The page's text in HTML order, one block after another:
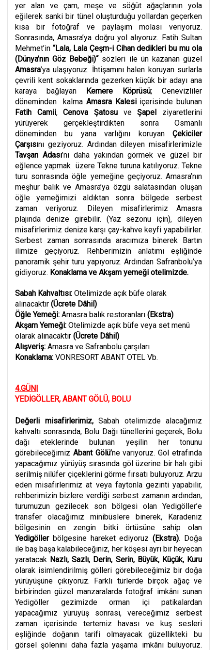
yer alan ve çam, meşe ve söğüt ağaçlarının yola
eğilerek sanki bir tünel oluşturduğu yollardan geçerken
kısa bir fotoğraf ve paylaşım molası veriyoruz.
Sonrasında, Amasra’ya doğru yol alıyoruz. Fatih Sultan
Mehmet’in “Lala, Lala Çeşm-i Cihan dedikleri bu mu ola
(Dünya’nın Göz Bebeği)“ sözleri ile ün kazanan güzel
Amasra’ya ulaşıyoruz. İhtişamını halen koruyan surlarla
çevrili kent sokaklarında gezerken küçük bir adayı ana
karaya bağlayan Kemere Köprüsü; Cenevizliler
döneminden kalma Amasra Kalesi içerisinde bulunan
Fatih Camii,Cenova Şatosu veŞapel ziyaretlerini
yürüyerek gerçekleştirdikten sonra Osmanlı
döneminden bu yana varlığını koruyan Çekiciler
Çarşısını geziyoruz. Ardından dileyen misafirlerimizle
Tavşan Adası’nı daha yakından görmek ve güzel bir
eğlence yapmak üzere Tekne turuna katılıyoruz. Tekne
turu sonrasında öğle yemeğine geçiyoruz. Amasra’nın
meşhur balık ve Amasra’ya özgü salatasından oluşan
öğle yemeğimizi aldıktan sonra bölgede serbest
zaman veriyoruz. Dileyen misafirlerimiz Amasra
plajında denize girebilir. (Yaz sezonu için), dileyen
misafirlerimiz denize karşı çay-kahve keyfi yapabilirler.
Serbest zaman sonrasında aracımıza binerek Bartın
ilimize geçiyoruz. Rehberimizin anlatımı eşliğinde
panoramik şehir turu yapıyoruz. Ardından Safranbolu’ya
gidiyoruz. Konaklama ve Akşam yemeği otelimizde.
Sabah Kahvaltısı: Otelimizde açık büfe olarak
alınacaktır (Ücrete Dâhil)
Öğle Yemeği: Amasra balık restoranları (Ekstra)
Akşam Yemeği: Otelimizde açık büfe veya set menü
olarak alınacaktır (Ücrete Dâhil)
Alışveriş: Amasra ve Safranbolu çarşıları
Konaklama: VONRESORT ABANT OTEL Vb.
4.GÜN|
YEDİGÖLLER, ABANT GÖLÜ, BOLU
Değerli misafirlerimiz, Sabah otelimizde alacağımız
kahvaltı sonrasında, Bolu Dağı tünellerini geçerek, Bolu
dağı eteklerinde bulunan yeşilin her tonunu
görebileceğimiz Abant Gölü’ne varıyoruz. Göl etrafında
yapacağımız yürüyüş sırasında göl üzerine bir halı gibi
serilmiş nilüfer çiçeklerini görme fırsatı buluyoruz. Arzu
eden misafirlerimiz at veya faytonla gezinti yapabilir,
rehberimizin bizlere verdiği serbest zamanın ardından,
turumuzun gezilecek son bölgesi olan Yedigöller’e
transfer olacağımız minibüslere binerek, Karadeniz
bölgesinin en zengin bitki örtüsüne sahip olan
Yedigöller bölgesine hareket ediyoruz(Ekstra). Doğa
ile baş başa kalabileceğiniz, her köşesi ayrı bir heyecan
yaratacak Nazlı, Sazlı, Derin, Serin, Büyük, Küçük, Kuru
olarak isimlendirilmiş gölleri görebileceğimiz bir doğa
yürüyüşüne çıkıyoruz. Farklı türlerde birçok ağaç ve
birbirinden güzel manzaralarda fotoğraf imkânı sunan
Yedigöller gezimizde orman içi patikalardan
yapacağımız yürüyüş sonrası, vereceğimiz serbest
zaman içerisinde tertemiz havası ve kuş sesleri
eşliğinde doğanın tarifi olmayacak güzellikteki bu
görsel şölenini daha fazla yaşama imkânı buluyoruz.